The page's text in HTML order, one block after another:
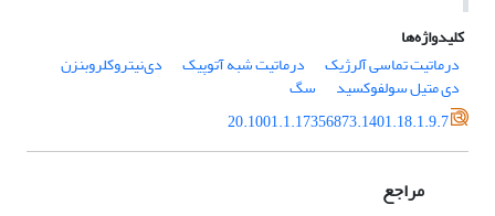
کلیدواژه‌ها
درماتیت تماسی آلرژیک
درماتیت شبه آتوپیک دی‌نیتروکلروبنزن
دی متیل سولفوکسید
سگ
20.1001.1.17356873.1401.18.1.9.7
مراجع